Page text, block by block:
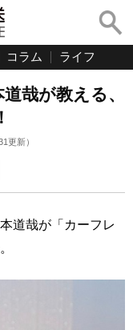
コラム ライフ
哉が教える、
更新）
道哉が「カーフレ